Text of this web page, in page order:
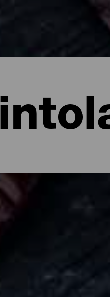
Príncipe Alberto,
jotka saavat uusia
kuten